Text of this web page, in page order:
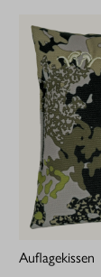
Auflagekissen